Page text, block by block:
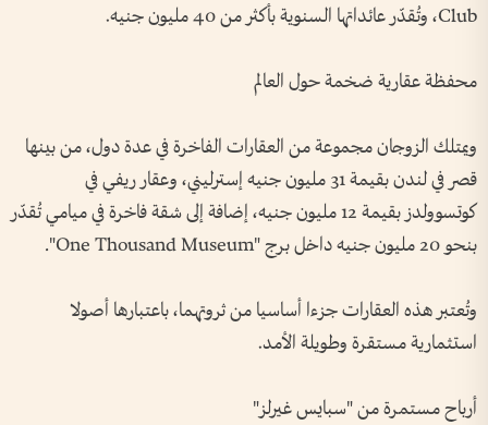
Club، وتُقدّر عائداتها السنوية بأكثر من 40 مليون جنيه.
محفظة عقارية ضخمة حول العالم
ويمتلك الزوجان مجموعة من العقارات الفاخرة في عدة دول، من بينها
قصر في لندن بقيمة 31 مليون جنيه إسترليني، وعقار ريفي في
كوتسوولدز بقيمة 12 مليون جنيه، إضافة إلى شقة فاخرة في ميامي تُقدّر
بنحو 20 مليون جنيه داخل برج "One Thousand Museum".
وتُعتبر هذه العقارات جزءا أساسيا من ثروتهما، باعتبارها أصولا
استثمارية مستقرة وطويلة الأمد.
أرباح مستمرة من "سبايس غيرلز"